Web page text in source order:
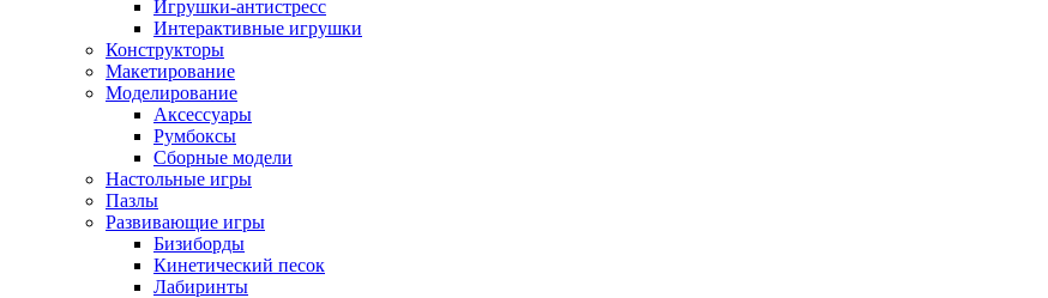
Игрушки-антистресс
Интерактивные игрушки
Конструкторы
Макетирование
Моделирование
Аксессуары
Румбоксы
Сборные модели
Настольные игры
Пазлы
Развивающие игры
Бизиборды
Кинетический песок
Лабиринты